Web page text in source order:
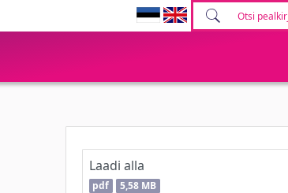
Laadi alla
pdf 5,58 MB